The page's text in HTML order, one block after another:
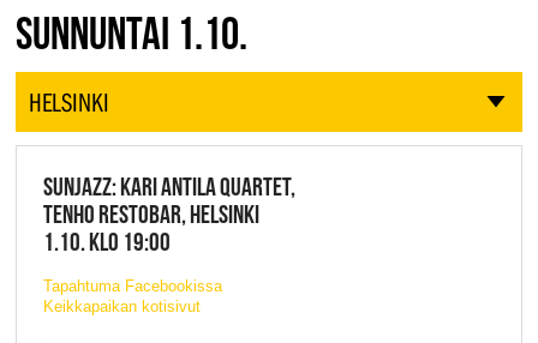
JAZZ FINLAND LIVE
SUNNUNTAI 1.10.
HELSINKI
SUNJAZZ: KARI ANTILA QUARTET,
TENHO RESTOBAR, HELSINKI
1.10. KLO 19:00
Tapahtuma Facebookissa
Keikkapaikan kotisivut